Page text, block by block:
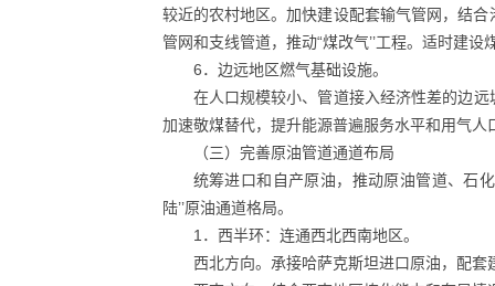
较近的农村地区。加快建设配套输气管网，结
管网和支线管道，推动“煤改气’’工程。适时建
6．边远地区燃气基础设施。
在人口规模较小、管道接入经济性差的边
加速敬煤替代，提升能源普遍服务水平和用气人
（三）完善原油管道通道布局
统筹进口和自产原油，推动原油管道、石
陆’’原油通道格局。
1．西半环：连通西北西南地区。
西北方向。承接哈萨克斯坦进口原油，配